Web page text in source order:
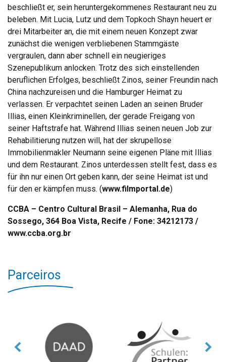
beschließt er, sein heruntergekommenes Restaurant neu zu
beleben. Mit Lucia, Lutz und dem Topkoch Shayn heuert er
drei Mitarbeiter an, die mit einem neuen Konzept zwar
zunächst die wenigen verbliebenen Stammgäste
vergraulen, dann aber schnell ein neugieriges
Szenepublikum anlocken. Trotz des sich einstellenden
beruflichen Erfolges, beschließt Zinos, seiner Freundin nach
China nachzureisen und die Hamburger Heimat zu
verlassen. Er verpachtet seinen Laden an seinen Bruder
Illias, einen Kleinkriminellen, der gerade Freigang von
seiner Haftstrafe hat. Während Illias seinen neuen Job zur
Rehabilitierung nutzen will, hat der skrupellose
Immobilienmakler Neumann seine eigenen Pläne mit Illias
und dem Restaurant. Zinos unterdessen stellt fest, dass es
für ihn nur einen Ort geben kann, der seine Heimat ist und
für den er kämpfen muss. (www.filmportal.de)
CCBA – Centro Cultural Brasil – Alemanha, Rua do
Sossego, 364 Boa Vista, Recife / Fone: 34212173 /
www.ccba.org.br
Parceiros